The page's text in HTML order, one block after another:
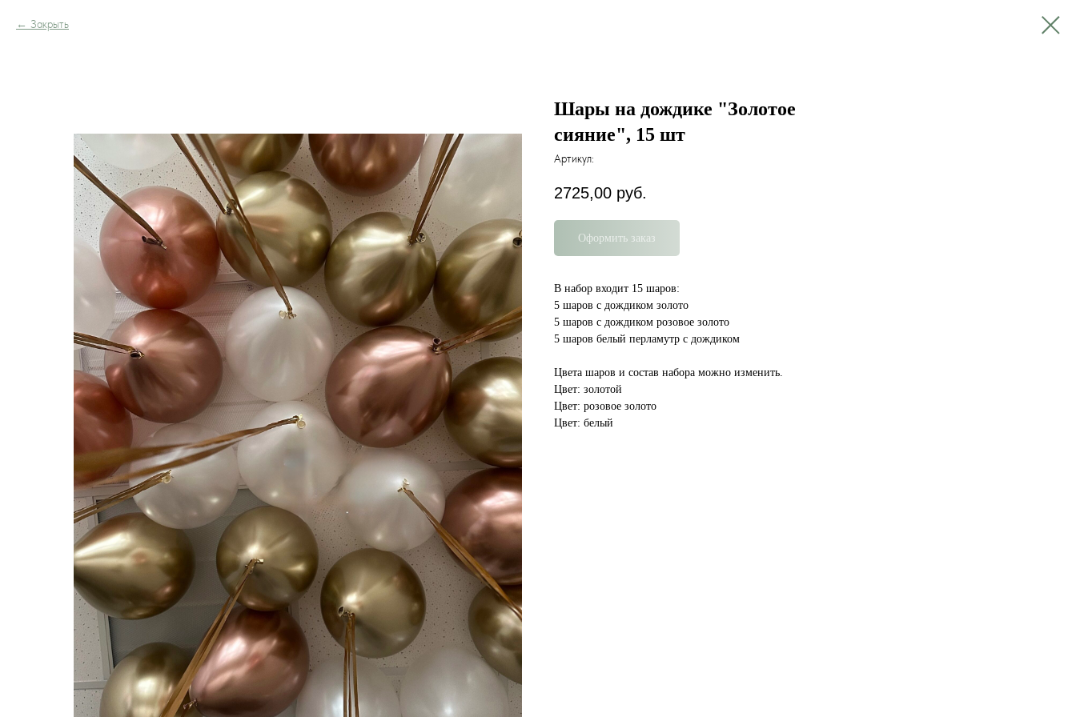
Закрыть
Шары на дождике "Золотое
сияние", 15 шт
Артикул:
2725,00 руб.
Оформить заказ
В набор входит 15 шаров:
5 шаров с дождиком золото
5 шаров с дождиком розовое золото
5 шаров белый перламутр с дождиком
Цвета шаров и состав набора можно изменить.
Цвет: золотой
Цвет: розовое золото
Цвет: белый